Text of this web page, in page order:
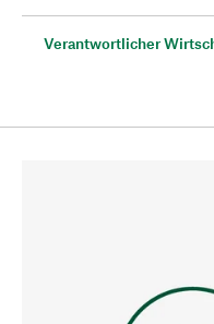
Verantwortlicher